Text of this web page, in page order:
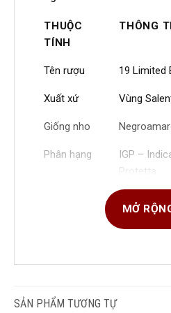
THUỘC
TÍNH
THÔNG
Tên rượu 19 Limited
Xuất xứ Vùng
Giống nho
Phân hạng
IGP –
Protetta
750ml
19%
Nhiệt độ
MỞ
GIỐNG NHO SẢN
SẢN PHẨM TƯƠNG TỰ